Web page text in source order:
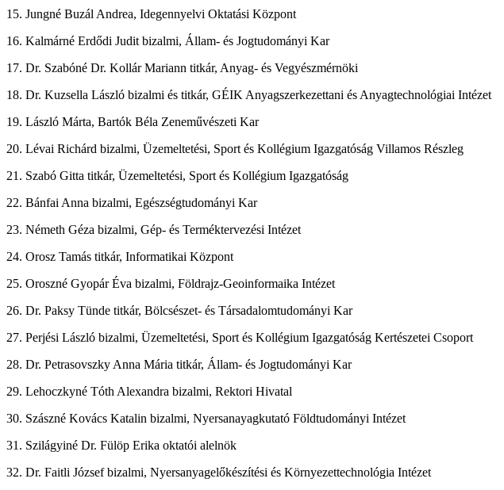
15. Jungné Buzál Andrea, Idegennyelvi Oktatási Központ
16. Kalmárné Erdődi Judit bizalmi, Állam- és Jogtudományi Kar
17. Dr. Szabóné Dr. Kollár Mariann titkár, Anyag- és Vegyészmérnöki
18. Dr. Kuzsella László bizalmi és titkár, GÉIK Anyagszerkezettani és Anyagtechnológiai Intézet
19. László Márta, Bartók Béla Zeneművészeti Kar
20. Lévai Richárd bizalmi, Üzemeltetési, Sport és Kollégium Igazgatóság Villamos Részleg
21. Szabó Gitta titkár, Üzemeltetési, Sport és Kollégium Igazgatóság
22. Bánfai Anna bizalmi, Egészségtudományi Kar
23. Németh Géza bizalmi, Gép- és Terméktervezési Intézet
24. Orosz Tamás titkár, Informatikai Központ
25. Oroszné Gyopár Éva bizalmi, Földrajz-Geoinformaika Intézet
26. Dr. Paksy Tünde titkár, Bölcsészet- és Társadalomtudományi Kar
27. Perjési László bizalmi, Üzemeltetési, Sport és Kollégium Igazgatóság Kertészetei Csoport
28. Dr. Petrasovszky Anna Mária titkár, Állam- és Jogtudományi Kar
29. Lehoczkyné Tóth Alexandra bizalmi, Rektori Hivatal
30. Szászné Kovács Katalin bizalmi, Nyersanayagkutató Földtudományi Intézet
31. Szilágyiné Dr. Fülöp Erika oktatói alelnök
32. Dr. Faitli József bizalmi, Nyersanyagelőkészítési és Környezettechnológia Intézet